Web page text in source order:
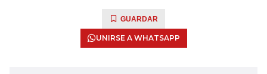
GUARDAR
UNIRSE A WHATSAPP